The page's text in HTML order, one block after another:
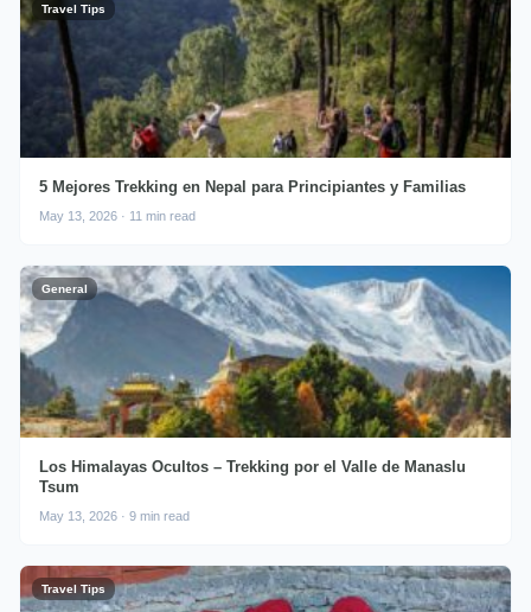
Travel Tips
5 Mejores Trekking en Nepal para Principiantes y Familias
May 13, 2026 · 11 min read
General
Los Himalayas Ocultos – Trekking por el Valle de Manaslu
Tsum
May 13, 2026 · 9 min read
Travel Tips